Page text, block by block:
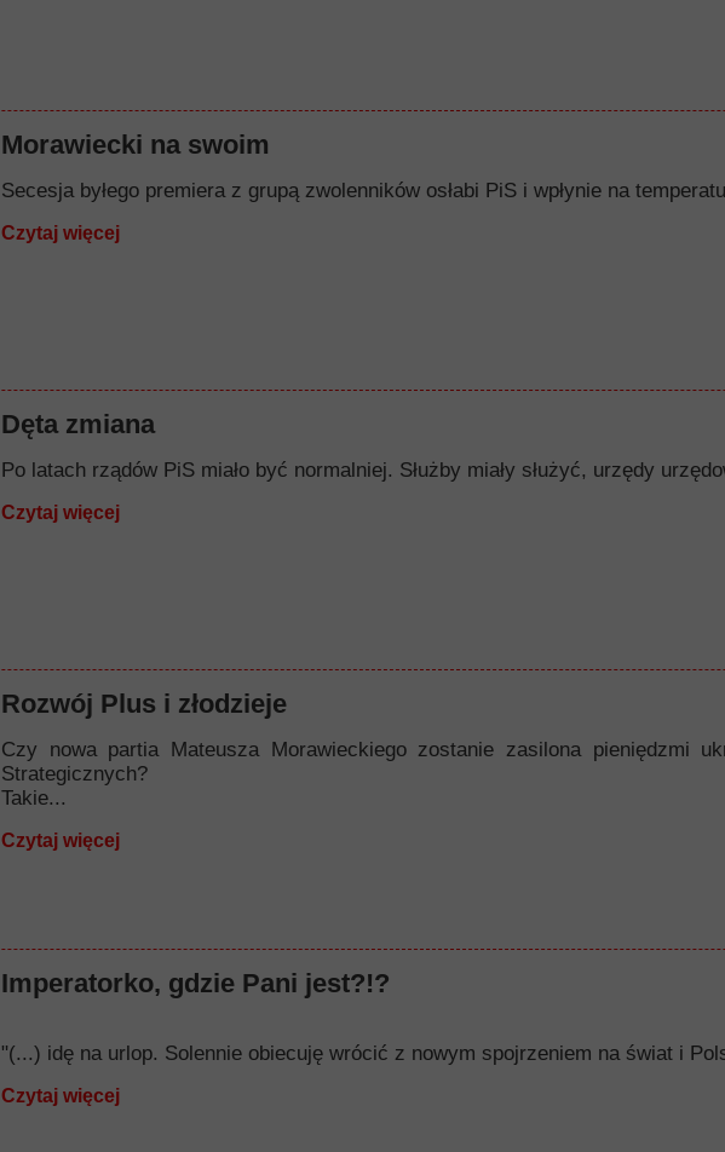
Morawiecki na swoim
Secesja byłego premiera z grupą zwolenników osłabi PiS i wpłynie na
Czytaj więcej
Dęta zmiana
Po latach rządów PiS miało być normalniej. Służby miały służyć, urzędy
Czytaj więcej
Rozwój Plus i złodzieje
Czy nowa partia Mateusza Morawieckiego zostanie zasilona pieniędzmi
Strategicznych?
Takie...
Czytaj więcej
Imperatorko, gdzie Pani jest?!?
"(...) idę na urlop. Solennie obiecuję wrócić z nowym spojrzeniem na świat i
Czytaj więcej